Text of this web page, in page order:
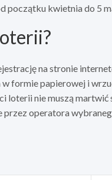
początku kwietnia do 5
na stronie
formie papierowej i
loterii nie muszą
operatora